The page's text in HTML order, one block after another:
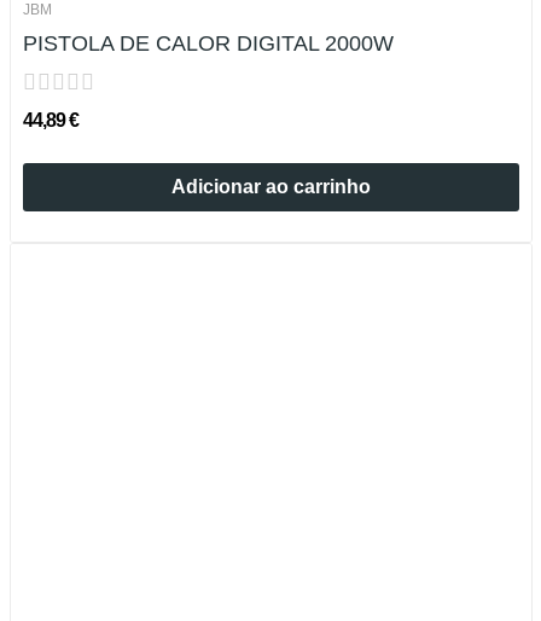
JBM
PISTOLA DE CALOR DIGITAL 2000W
44,89 €
Adicionar ao carrinho